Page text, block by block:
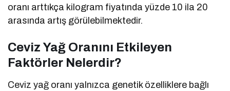
oranı arttıkça kilogram fiyatında yüzde 10 ila 20
arasında artış görülebilmektedir.
Ceviz Yağ Oranını Etkileyen
Faktörler Nelerdir?
Ceviz yağ oranı yalnızca genetik özelliklere bağlı